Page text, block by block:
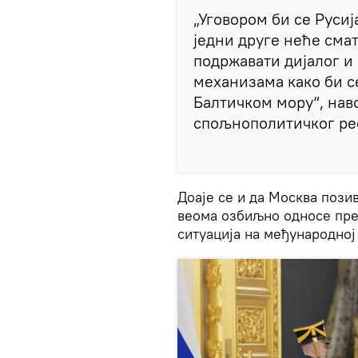
„Уговором би се
једни друге неће
подржавати дијалог
механизама како би
Балтичком мору“,
спољнополитичког
Доаје се и да Москва
веома озбиљно односе
ситуација на